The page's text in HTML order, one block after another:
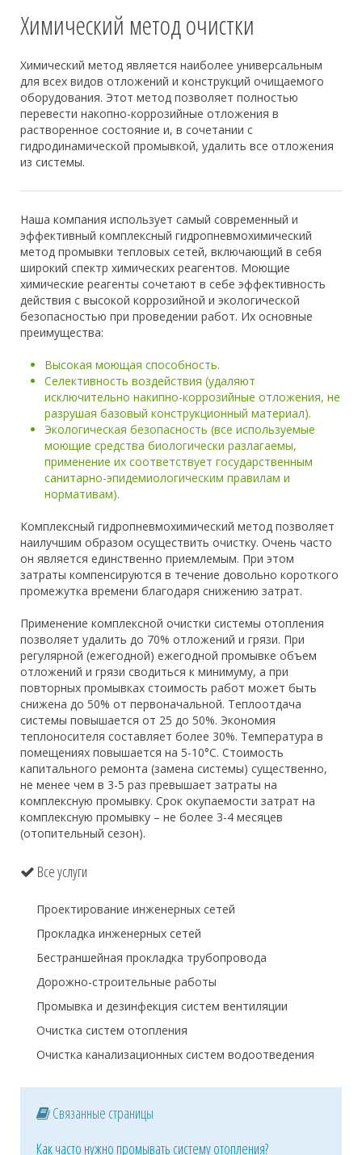
Химический метод очистки
Химический метод является наиболее универсальным
для всех видов отложений и конструкций очищаемого
оборудования. Этот метод позволяет полностью
перевести накопно-коррозийные отложения в
растворенное состояние и, в сочетании с
гидродинамической промывкой, удалить все отложения
из системы.
Наша компания использует самый современный и
эффективный комплексный гидропневмохимический
метод промывки тепловых сетей, включающий в себя
широкий спектр химических реагентов. Моющие
химические реагенты сочетают в себе эффективность
действия с высокой коррозийной и экологической
безопасностью при проведении работ. Их основные
преимущества:
Высокая моющая способность.
Селективность воздействия (удаляют
исключительно накипно-коррозийные отложения, не
разрушая базовый конструкционный материал).
Экологическая безопасность (все используемые
моющие средства биологически разлагаемы,
применение их соответствует государственным
санитарно-эпидемиологическим правилам и
нормативам).
Комплексный гидропневмохимический метод позволяет
наилучшим образом осуществить очистку. Очень часто
он является единственно приемлемым. При этом
затраты компенсируются в течение довольно короткого
промежутка времени благодаря снижению затрат.
Применение комплексной очистки системы отопления
позволяет удалить до 70% отложений и грязи. При
регулярной (ежегодной) ежегодной промывке объем
отложений и грязи сводиться к минимуму, а при
повторных промывках стоимость работ может быть
снижена до 50% от первоначальной. Теплоотдача
системы повышается от 25 до 50%. Экономия
теплоносителя составляет более 30%. Температура в
помещениях повышается на 5-10°С. Стоимость
капитального ремонта (замена системы) существенно,
не менее чем в 3-5 раз превышает затраты на
комплексную промывку. Срок окупаемости затрат на
комплексную промывку – не более 3-4 месяцев
(отопительный сезон).
Все услуги
Проектирование инженерных сетей
Прокладка инженерных сетей
Бестраншейная прокладка трубопровода
Дорожно-строительные работы
Промывка и дезинфекция систем вентиляции
Очистка систем отопления
Очистка канализационных систем водоотведения
Связанные страницы
Как часто нужно промывать систему отопления?